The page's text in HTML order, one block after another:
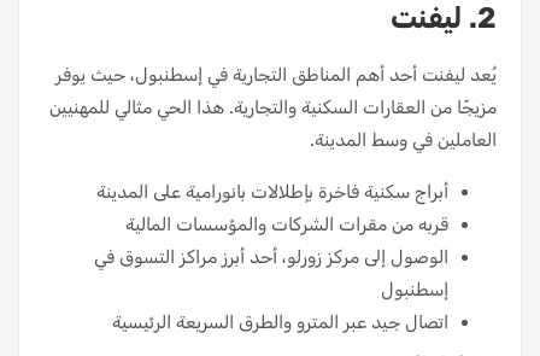
2. ليفنت
يُعد ليفنت أحد أهم المناطق التجارية في إسطنبول، حيث يوفر
مزيجًا من العقارات السكنية والتجارية. هذا الحي مثالي للمهنيين
العاملين في وسط المدينة.
أبراج سكنية فاخرة بإطلالات بانورامية على المدينة
قربه من مقرات الشركات والمؤسسات المالية
الوصول إلى مركز زورلو، أحد أبرز مراكز التسوق في
إسطنبول
اتصال جيد عبر المترو والطرق السريعة الرئيسية